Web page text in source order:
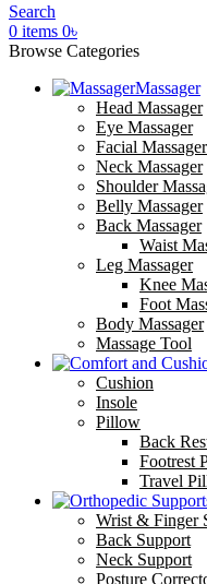
Search
0 items 0৳
Browse Categories
Massager
Head Massager
Eye Massager
Facial Massager
Neck Massager
Shoulder
Belly Massager
Back Massager
Waist
Leg Massager
Knee
Foot
Body Massager
Massage Tool
Cushion
Insole
Pillow
Back
Footrest
Travel
Wrist & Finger
Back Support
Neck Support
Posture